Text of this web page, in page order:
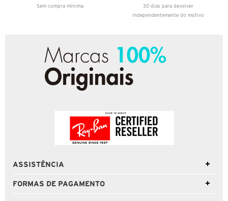
Sem compra mínima
30 dias para devolver
independentemente do motivo
ASSISTÊNCIA
FORMAS DE PAGAMENTO